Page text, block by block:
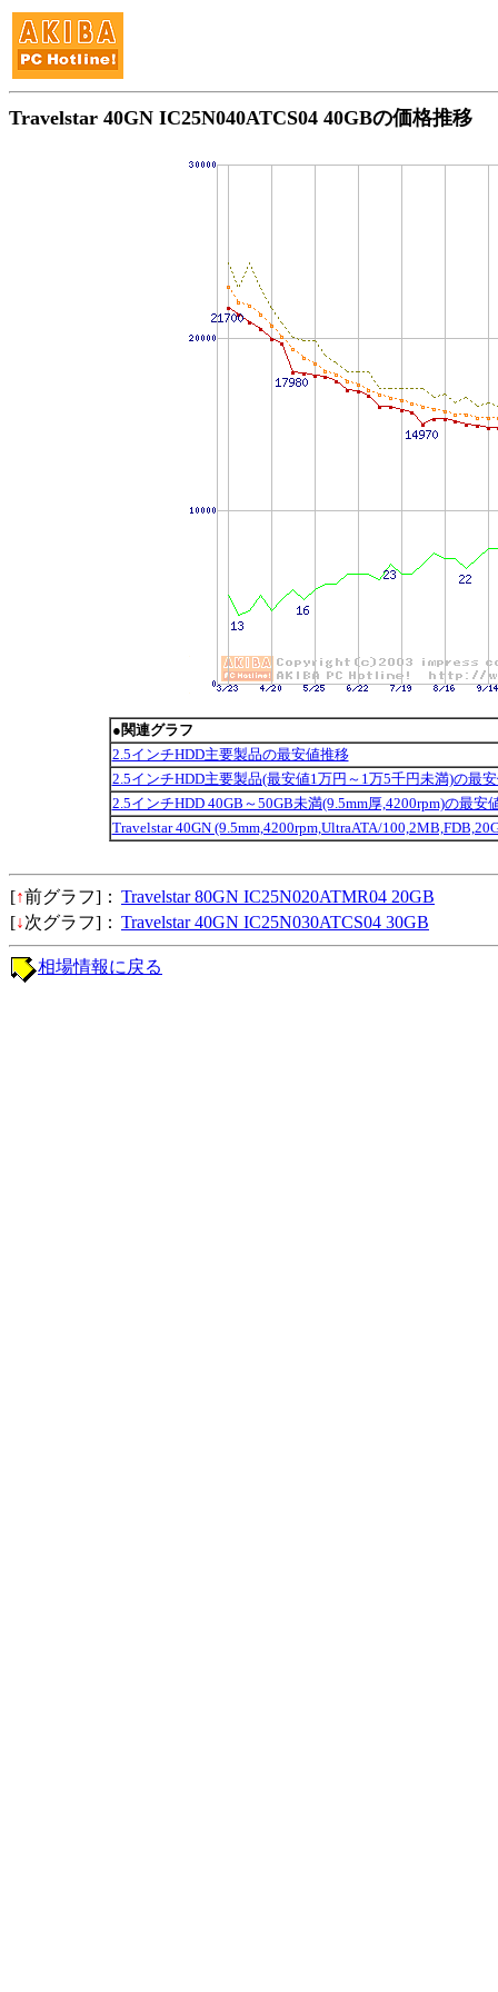
Travelstar 40GN IC25N040ATCS04 40GBの価格推移
●関連グラフ
2.5インチHDD主要製品の最安値推移
2.5インチHDD主要製品(最安値1万円～1万5千円未満)の最
2.5インチHDD 40GB～50GB未満(9.5mm厚,4200rpm)の最安
Travelstar 40GN (9.5mm,4200rpm,UltraATA/
[↑前グラフ]： Travelstar 80GN IC25N020ATMR04 20GB
[↓次グラフ]： Travelstar 40GN IC25N030ATCS04 30GB
相場情報に戻る